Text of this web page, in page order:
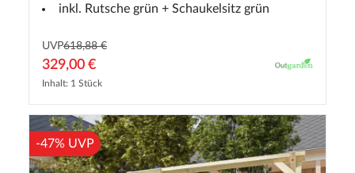
inkl. Rutsche grün + Schaukelsitz grün
UVP618,88 €
329,00 €
Inhalt: 1 Stück
-47% UVP